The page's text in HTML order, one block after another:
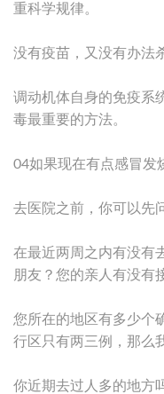
重科学规律。
没有疫苗，又没有办法
调动机体自身的免疫系
毒最重要的方法。
04如果现在有点感冒发
去医院之前，你可以先
在最近两周之内有没有
朋友？您的亲人有没有
您所在的地区有多少个
行区只有两三例，那么
你近期去过人多的地方